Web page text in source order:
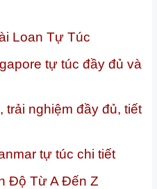
Loan Tự Túc
tự túc đầy đủ và
trải nghiệm đầy đủ, tiết
tự túc chi tiết
Độ Từ A Đến Z